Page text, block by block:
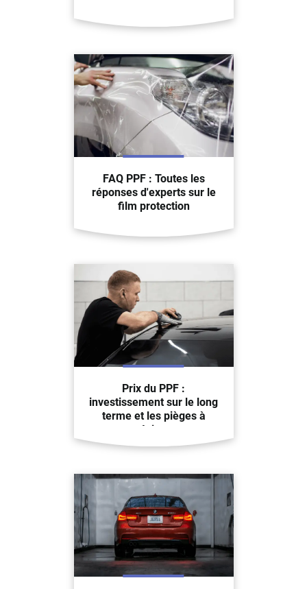
FAQ PPF : Toutes les
réponses d'experts sur le
film protection
Prix du PPF :
investissement sur le long
terme et les pièges à
éviter